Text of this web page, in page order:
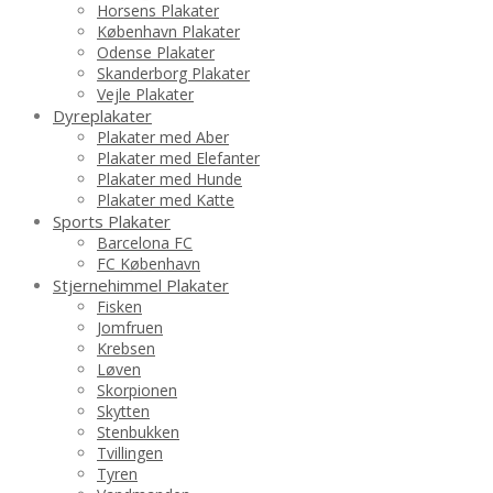
Horsens Plakater
København Plakater
Odense Plakater
Skanderborg Plakater
Vejle Plakater
Dyreplakater
Plakater med Aber
Plakater med Elefanter
Plakater med Hunde
Plakater med Katte
Sports Plakater
Barcelona FC
FC København
Stjernehimmel Plakater
Fisken
Jomfruen
Krebsen
Løven
Skorpionen
Skytten
Stenbukken
Tvillingen
Tyren